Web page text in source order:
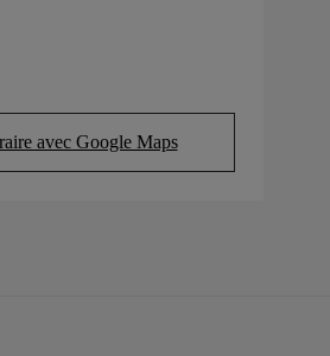
avec Google Maps
(Opens in new tab)